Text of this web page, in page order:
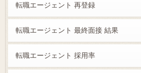
転職エージェント 再登録
転職エージェント 最終面接 結果
転職エージェント 採用率